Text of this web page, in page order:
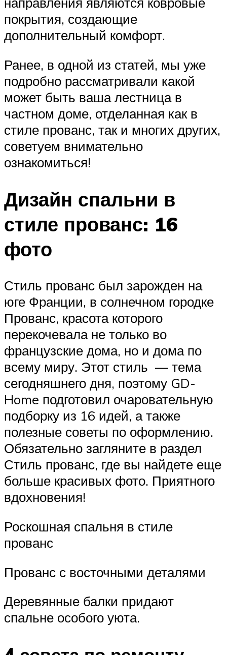
покрытия, создающие
дополнительный комфорт.
Ранее, в одной из статей, мы уже
подробно рассматривали какой
может быть ваша лестница в
частном доме, отделанная как в
стиле прованс, так и многих других,
советуем внимательно
ознакомиться!
Дизайн спальни в
стиле прованс: 16
фото
Стиль прованс был зарожден на
юге Франции, в солнечном городке
Прованс, красота которого
перекочевала не только во
французские дома, но и дома по
всему миру. Этот стиль — тема
сегодняшнего дня, поэтому GD-
Home подготовил очаровательную
подборку из 16 идей, а также
полезные советы по оформлению.
Обязательно загляните в раздел
Стиль прованс, где вы найдете еще
больше красивых фото. Приятного
вдохновения!
Роскошная спальня в стиле
прованс
Прованс с восточными деталями
Деревянные балки придают
спальне особого уюта.